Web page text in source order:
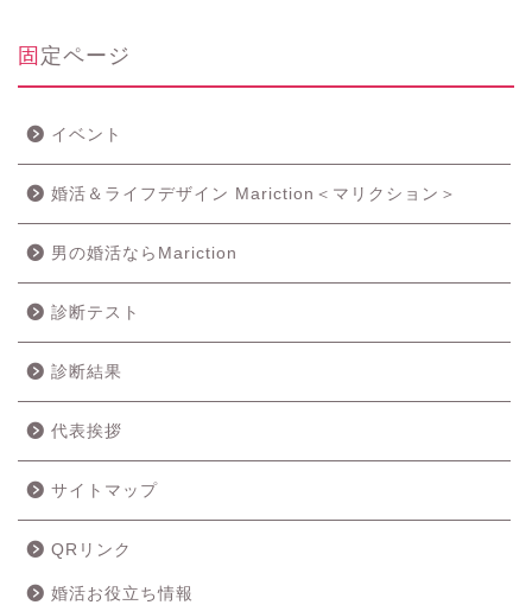
固定ページ
イベント
婚活＆ライフデザイン Mariction＜マリクション＞
男の婚活ならMariction
診断テスト
診断結果
代表挨拶
サイトマップ
QRリンク
婚活お役立ち情報